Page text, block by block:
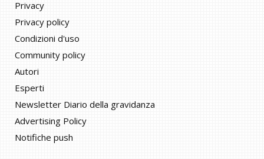
Privacy
Privacy policy
Condizioni d'uso
Community policy
Autori
Esperti
Newsletter Diario della gravidanza
Advertising Policy
Notifiche push